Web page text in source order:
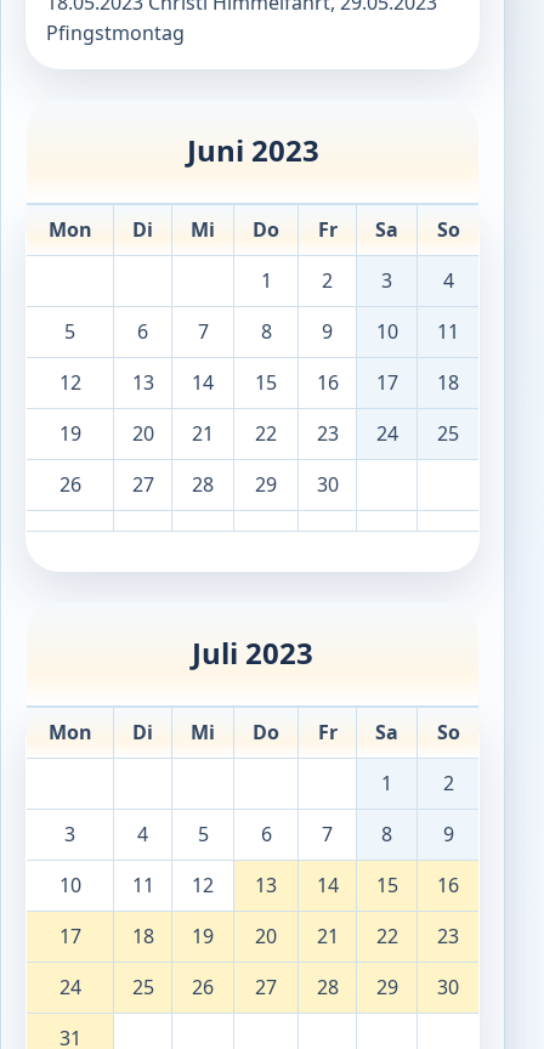
Pfingstmontag
Juni 2023
Mon Di Mi Do Fr Sa
So
1
2 3
4
5
6 7 8 9 10
11
12
13 14 15 16 17
18
19
20 21 22 23 24
25
26
27 28 29 30
Juli 2023
Mon Di Mi Do Fr Sa
So
1
2
3
4 5 6 7 8
9
10
11 12 13 14 15
16
17
18 19 20 21 22
23
24
25 26 27 28 29
30
31